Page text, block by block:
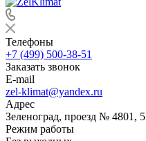
Телефоны
+7 (499) 500-38-51
Заказать звонок
E-mail
zel-klimat@yandex.ru
Адрес
Зеленоград, проезд № 4801, 5
Режим работы